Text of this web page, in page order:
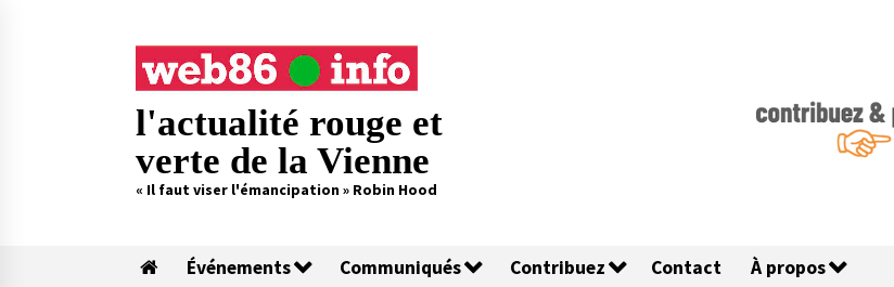
l'actualité rouge et
verte de la Vienne
« Il faut viser l'émancipation » Robin Hood
Événements Communiqués Contribuez Contact À propos